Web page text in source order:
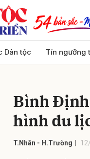
Dân tộc Tín ngưỡng
Bình
hình du
T.Nhân - H.Trường